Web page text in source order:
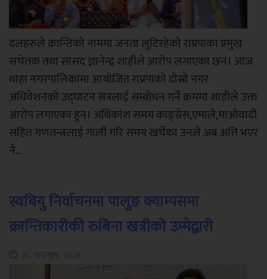
दलहरुले क्रान्तिको नाममा जनता लुटिरहेको राप्रपाका प्रमुख
सचेतक तथा सांसद ज्ञानेन्द्र शाहीले आरोप लगाएका छन। आज
थाहा नगरपालिकामा आयोजित राप्रपाको दोस्रो नगर
अधिवेशनको उद्घाटन सत्रलाई सम्बोधन गर्ने क्रममा शाहीले उक्त
आरोप लगाएका हुन। अधिकांश समय काङ्ग्रेस,एमाले,माओवादी
सहित गणतन्त्रलाई गाली गरि समय खर्चेका उनले अब अत्ति भएर
नै...
स्वबियु निर्वाचनमा पालुङ क्याम्पसमा
क्रान्तिकारीकी रुबिना खत्रीको उम्मेद्बारी